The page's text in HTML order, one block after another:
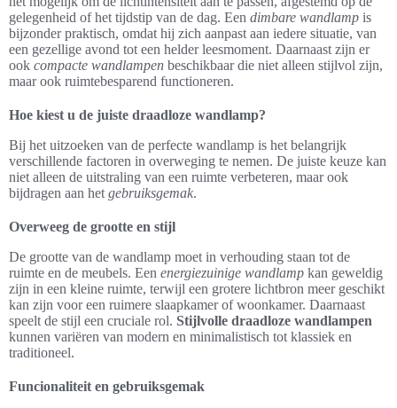
gelegenheid of het tijdstip van de dag. Een dimbare wandlamp is
bijzonder praktisch, omdat hij zich aanpast aan iedere situatie, van
een gezellige avond tot een helder leesmoment. Daarnaast zijn er
ook compacte wandlampen beschikbaar die niet alleen stijlvol zijn,
maar ook ruimtebesparend functioneren.
Hoe kiest u de juiste draadloze wandlamp?
Bij het uitzoeken van de perfecte wandlamp is het belangrijk
verschillende factoren in overweging te nemen. De juiste keuze kan
niet alleen de uitstraling van een ruimte verbeteren, maar ook
bijdragen aan het gebruiksgemak.
Overweeg de grootte en stijl
De grootte van de wandlamp moet in verhouding staan tot de
ruimte en de meubels. Een energiezuinige wandlamp kan geweldig
zijn in een kleine ruimte, terwijl een grotere lichtbron meer geschikt
kan zijn voor een ruimere slaapkamer of woonkamer. Daarnaast
speelt de stijl een cruciale rol. Stijlvolle draadloze wandlampen
kunnen variëren van modern en minimalistisch tot klassiek en
traditioneel.
Funcionaliteit en gebruiksgemak